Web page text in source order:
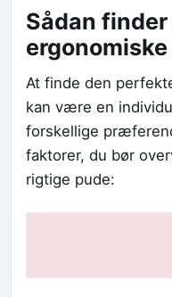
Sådan
At finde den
kan være en
forskellige
faktorer, du bør
rigtige pude: